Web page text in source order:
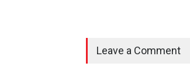
Leave a Comment